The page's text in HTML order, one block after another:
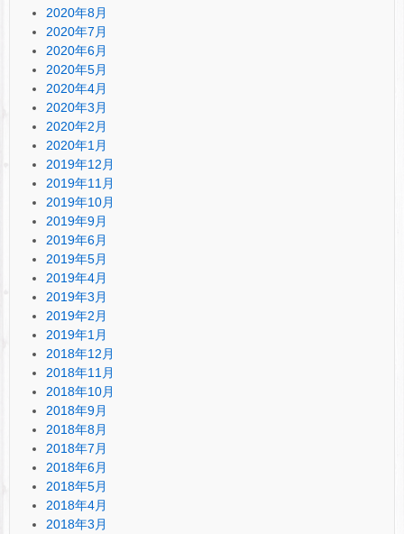
2020年8月
2020年7月
2020年6月
2020年5月
2020年4月
2020年3月
2020年2月
2020年1月
2019年12月
2019年11月
2019年10月
2019年9月
2019年6月
2019年5月
2019年4月
2019年3月
2019年2月
2019年1月
2018年12月
2018年11月
2018年10月
2018年9月
2018年8月
2018年7月
2018年6月
2018年5月
2018年4月
2018年3月